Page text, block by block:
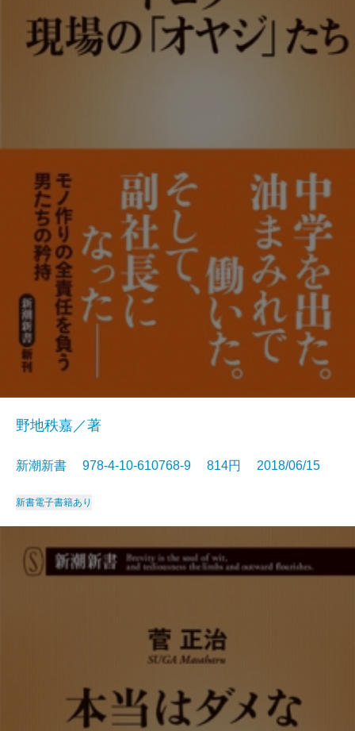
野地秩嘉／著
新潮新書 978-4-10-610768-9 814円 2018/06/15
新書電子書籍あり